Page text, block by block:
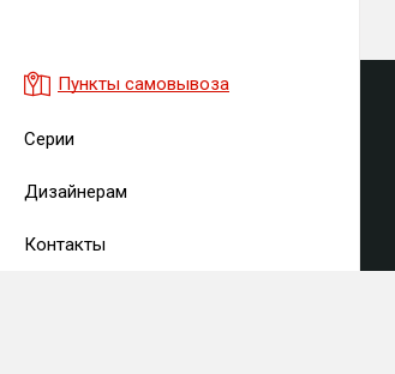
Пункты самовывоза
Серии
Дизайнерам
Контакты